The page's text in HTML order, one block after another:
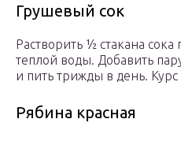
Грушевый сок
Растворить ½ стакана
теплой воды. Добавить
и пить трижды в день.
Рябина красная